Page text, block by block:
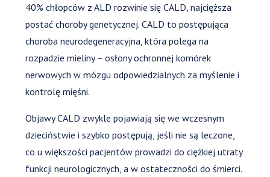
40% chłopców z ALD rozwinie się CALD, najcięższa
postać choroby genetycznej. CALD to postępująca
choroba neurodegeneracyjna, która polega na
rozpadzie mieliny – osłony ochronnej komórek
nerwowych w mózgu odpowiedzialnych za myślenie i
kontrolę mięśni.
Objawy CALD zwykle pojawiają się we wczesnym
dzieciństwie i szybko postępują, jeśli nie są leczone,
co u większości pacjentów prowadzi do ciężkiej utraty
funkcji neurologicznych, a w ostateczności do śmierci.